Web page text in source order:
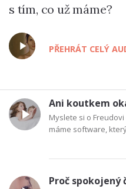
s tím, co už máme?
PŘEHRÁT CELÝ
Ani koutkem
Myslete si o
máme software,
Proč spokojený